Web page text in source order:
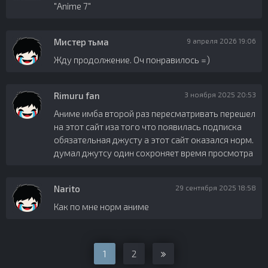
"Anime 7"
Мистер тьма 9 апреля 2026 19:06
Жду продолжение. Оч понравилось =)
Rimuru fan 3 ноября 2025 20:53
Аниме имба второй раз пересматривать перешел
на этот сайт иза того что появилась подписка
обязательная джусту а этот сайт оказался норм.
думал джутсу один сохроняет время просмотра
Narito 29 сентября 2025 18:58
Как по мне норм аниме
1 2